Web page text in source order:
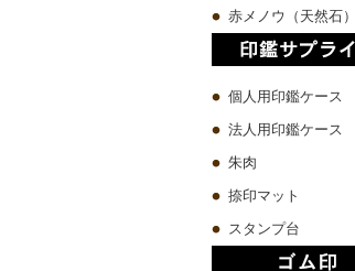
赤メノウ（天然石）
個人用印鑑ケース
法人用印鑑ケース
朱肉
捺印マット
スタンプ台